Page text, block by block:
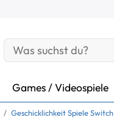
Games / Videospiele
Geschicklichkeit Spiele Switch